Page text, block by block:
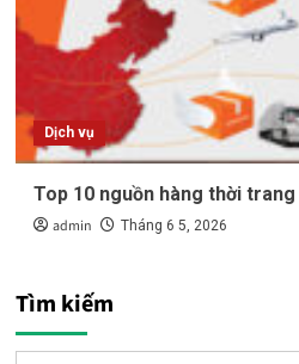
Dịch vụ
Top 10 nguồn hàng thời
admin Tháng 6 5, 2026
Tìm kiếm